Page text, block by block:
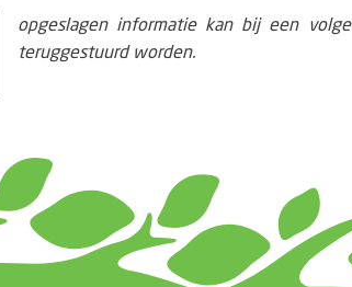
teruggestuurd worden.